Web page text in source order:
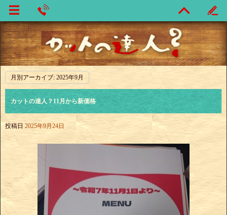
月別アーカイブ: 2025年9月
カットの達人？11月から新価格
投稿日 2025年9月24日